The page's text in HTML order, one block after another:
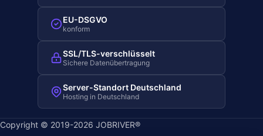
EU-DSGVO
konform
SSL/TLS-verschlüsselt
Sichere Datenübertragung
Server-Standort Deutschland
Hosting in Deutschland
Copyright © 2019-2026 JOBRIVER®